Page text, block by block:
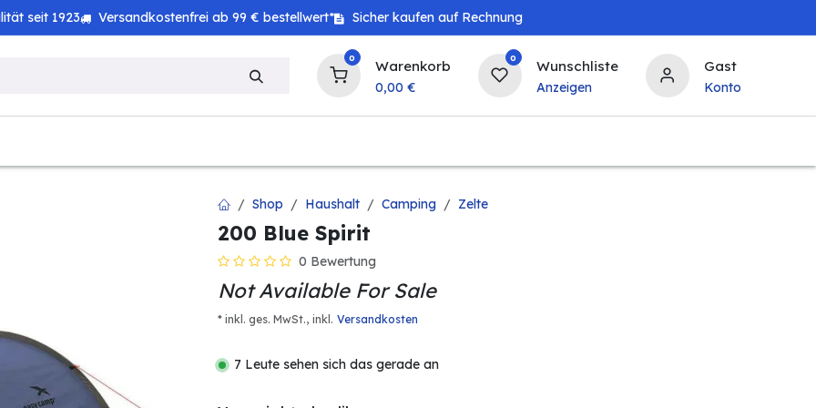
seit 1923 Versandkostenfrei ab 99 € bestellwert* Sicher kaufen auf Rechnung
0 Warenkorb
0,00 €
0 Wunschliste
Anzeigen
Gast
Konto
Shop Haushalt Camping Zelte
200 Blue Spirit
0 Bewertung
Not Available For Sale
* inkl. ges. MwSt., inkl. Versandkosten
7 Leute sehen sich das gerade an